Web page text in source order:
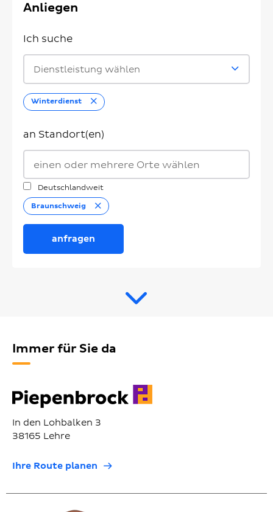
Anliegen
Ich suche
Dienstleistung wählen
Winterdienst Entfernen
an Standort(en)
Deutschlandweit
Braunschweig
Entfernen
anfragen
Immer für Sie da
In den Lohbalken 3
38165 Lehre
Ihre Route planen